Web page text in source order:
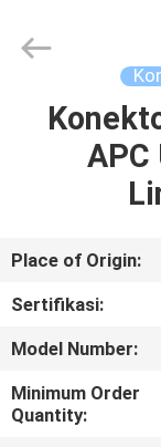
RUMAH
TENTANG
KAMI
TUR
PABRIK
Technology
Co.,Ltd..
APC
Place of Origin:
Sertifikasi:
Model Number:
Minimum Order
Quantity: